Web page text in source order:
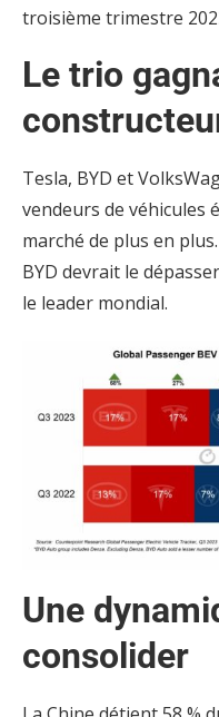
troisième trimestre
Le trio
Tesla, BYD et
vendeurs de véhicules
marché de plus en
BYD devrait le
le leader mondial.
Une
consolider